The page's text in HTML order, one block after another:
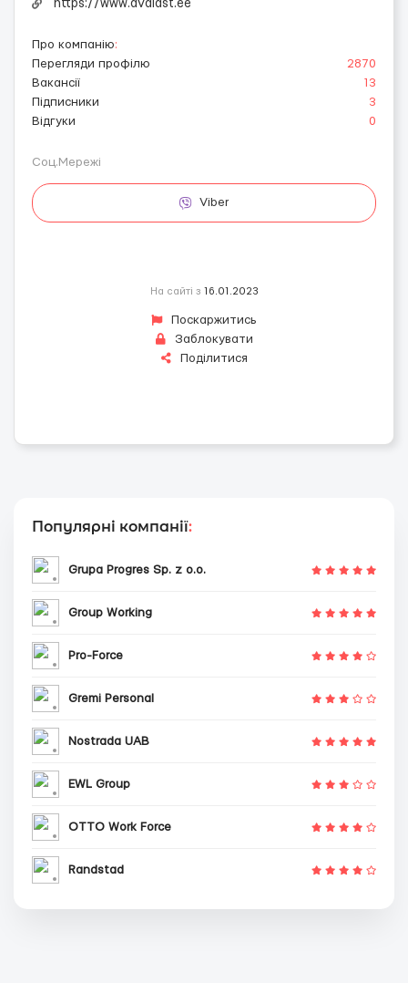
https://www.avalast.ee
Про компанію:
Перегляди профілю
2870
Вакансії
13
Підписники
3
Відгуки
0
Соц.Мережі
Viber
На сайті з 16.01.2023
Поскаржитись
Заблокувати
Поділитися
Популярні компанії:
Grupa Progres Sp. z o.o.
Group Working
Pro-Force
Gremi Personal
Nostrada UAB
EWL Group
OTTO Work Force
Randstad